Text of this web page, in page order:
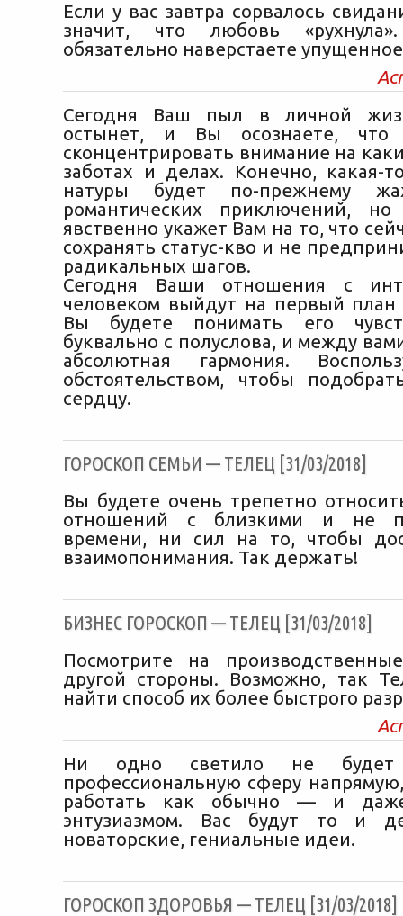
Если у вас завтра сорвалось
значит, что любовь
обязательно наверстаете
Сегодня Ваш пыл в личной
остынет, и Вы осознаете, что
сконцентрировать внимание на
заботах и делах. Конечно, какая-
натуры будет по-прежнему
романтических приключений,
явственно укажет Вам на то, что
сохранять статус-кво и не
радикальных шагов.
Сегодня Ваши отношения с
человеком выйдут на первый
Вы будете понимать его
буквально с полуслова, и между
абсолютная гармония.
обстоятельством, чтобы
сердцу.
ГОРОСКОП СЕМЬИ — ТЕЛЕЦ [31/03/2018]
Вы будете очень трепетно
отношений с близкими и не
времени, ни сил на то, чтобы
взаимопонимания. Так держать!
БИЗНЕС ГОРОСКОП — ТЕЛЕЦ [31/03/2018]
Посмотрите на
другой стороны. Возможно, так
найти способ их более быстрого
Ни одно светило не
профессиональную сферу
работать как обычно — и
энтузиазмом. Вас будут то и
новаторские, гениальные идеи.
ГОРОСКОП ЗДОРОВЬЯ — ТЕЛЕЦ [31/03/2018]